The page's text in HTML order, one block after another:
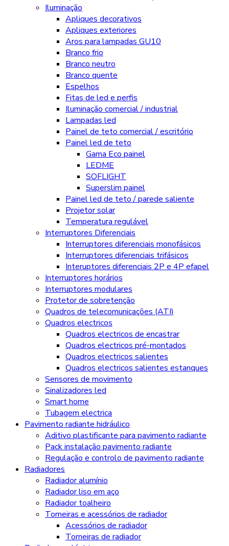
Iluminação
Apliques decorativos
Apliques exteriores
Aros para lampadas GU10
Branco frio
Branco neutro
Branco quente
Espelhos
Fitas de led e perfis
Iluminação comercial / industrial
Lampadas led
Painel de teto comercial / escritório
Painel led de teto
Gama Eco painel
LEDME
SOFLIGHT
Superslim painel
Painel led de teto / parede saliente
Projetor solar
Temperatura regulável
Interruptores Diferenciais
Interruptores diferenciais monofásicos
Interruptores diferenciais trifásicos
Interuptores diferenciais 2P e 4P efapel
Interruptores horários
Interruptores modulares
Protetor de sobretenção
Quadros de telecomunicações (ATI)
Quadros electricos
Quadros electricos de encastrar
Quadros electricos pré-montados
Quadros electricos salientes
Quadros electricos salientes estanques
Sensores de movimento
Sinalizadores led
Smart home
Tubagem electrica
Pavimento radiante hidráulico
Aditivo plastificante para pavimento radiante
Pack instalação pavimento radiante
Regulação e controlo de pavimento radiante
Radiadores
Radiador alumínio
Radiador liso em aço
Radiador toalheiro
Torneiras e acessórios de radiador
Acessórios de radiador
Torneiras de radiador